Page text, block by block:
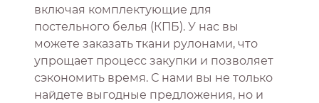
включая комплектующие для
постельного белья (КПБ). У нас вы
можете заказать ткани рулонами, что
упрощает процесс закупки и позволяет
сэкономить время. С нами вы не только
найдете выгодные предложения, но и